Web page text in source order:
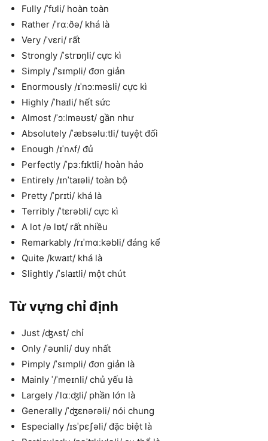
Fully /ˈfʊli/ hoàn toàn
Rather /ˈrɑːðə/ khá là
Very /ˈvɛri/ rất
Strongly /ˈstrɒŋli/ cực kì
Simply /ˈsɪmpli/ đơn giản
Enormously /ɪˈnɔːməsli/ cực kì
Highly /ˈhaɪli/ hết sức
Almost /ˈɔːlməʊst/ gần như
Absolutely /ˈæbsəluːtli/ tuyệt đối
Enough /ɪˈnʌf/ đủ
Perfectly /ˈpɜːfɪktli/ hoàn hảo
Entirely /ɪnˈtaɪəli/ toàn bộ
Pretty /ˈprɪti/ khá là
Terribly /ˈtɛrəbli/ cực kì
A lot /ə lɒt/ rất nhiều
Remarkably /rɪˈmɑːkəbli/ đáng kể
Quite /kwaɪt/ khá là
Slightly /ˈslaɪtli/ một chút
Từ vựng chỉ định
Just /ʤʌst/ chỉ
Only /ˈəʊnli/ duy nhất
Pimply /ˈsɪmpli/ đơn giản là
Mainly ˈ/ˈmeɪnli/ chủ yếu là
Largely /ˈlɑːʤli/ phần lớn là
Generally /ˈʤɛnərəli/ nói chung
Especially /ɪsˈpɛʃəli/ đặc biệt là